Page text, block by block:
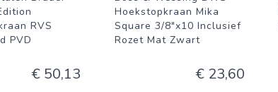
RVS
PVD
€ 50,13
Hoekstopkraan Mika
Square 3/8"x10 Inclusief
Rozet Mat Zwart
€ 23,60